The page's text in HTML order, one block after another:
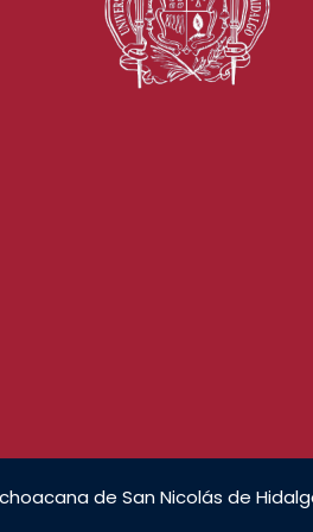
de San Nicolás de